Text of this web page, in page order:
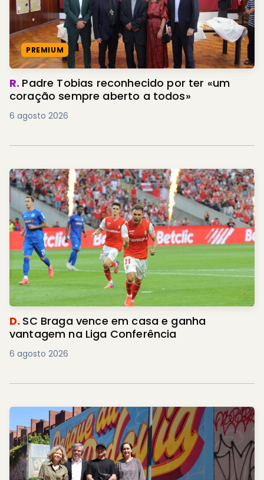
PREMIUM
R. Padre Tobias reconhecido por ter «um
coração sempre aberto a todos»
6 agosto 2026
D. SC Braga vence em casa e ganha
vantagem na Liga Conferência
6 agosto 2026